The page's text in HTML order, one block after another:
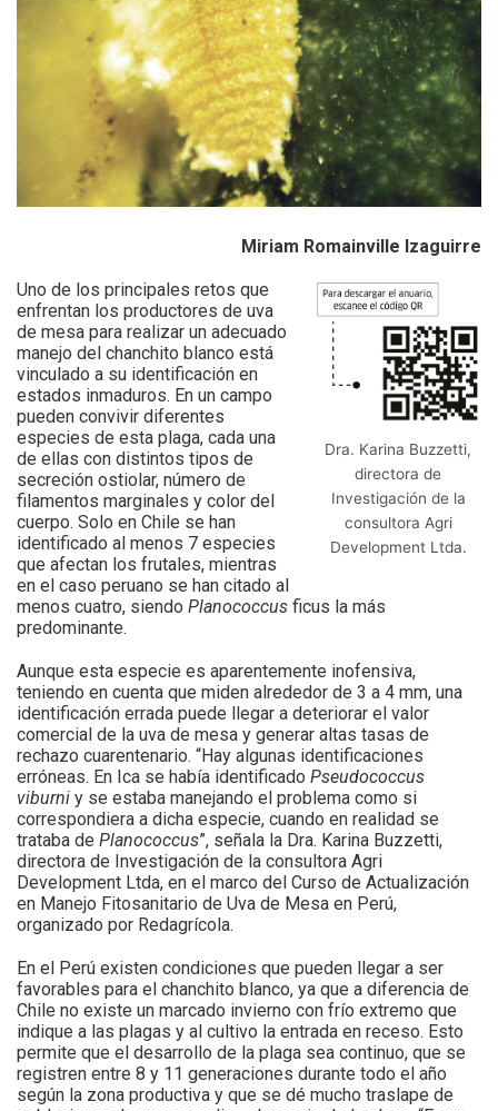
Miriam Romainville Izaguirre
Dra. Karina Buzzetti,
directora de
Investigación de la
consultora Agri
Development Ltda.
Uno de los principales retos que
enfrentan los productores de uva
de mesa para realizar un adecuado
manejo del chanchito blanco está
vinculado a su identificación en
estados inmaduros. En un campo
pueden convivir diferentes
especies de esta plaga, cada una
de ellas con distintos tipos de
secreción ostiolar, número de
filamentos marginales y color del
cuerpo. Solo en Chile se han
identificado al menos 7 especies
que afectan los frutales, mientras
en el caso peruano se han citado al
menos cuatro, siendo Planococcus ficus la más
predominante.
Aunque esta especie es aparentemente inofensiva,
teniendo en cuenta que miden alrededor de 3 a 4 mm, una
identificación errada puede llegar a deteriorar el valor
comercial de la uva de mesa y generar altas tasas de
rechazo cuarentenario. “Hay algunas identificaciones
erróneas. En Ica se había identificado Pseudococcus
viburni y se estaba manejando el problema como si
correspondiera a dicha especie, cuando en realidad se
trataba de Planococcus”, señala la Dra. Karina Buzzetti,
directora de Investigación de la consultora Agri
Development Ltda, en el marco del Curso de Actualización
en Manejo Fitosanitario de Uva de Mesa en Perú,
organizado por Redagrícola.
En el Perú existen condiciones que pueden llegar a ser
favorables para el chanchito blanco, ya que a diferencia de
Chile no existe un marcado invierno con frío extremo que
indique a las plagas y al cultivo la entrada en receso. Esto
permite que el desarrollo de la plaga sea continuo, que se
registren entre 8 y 11 generaciones durante todo el año
según la zona productiva y que se dé mucho traslape de